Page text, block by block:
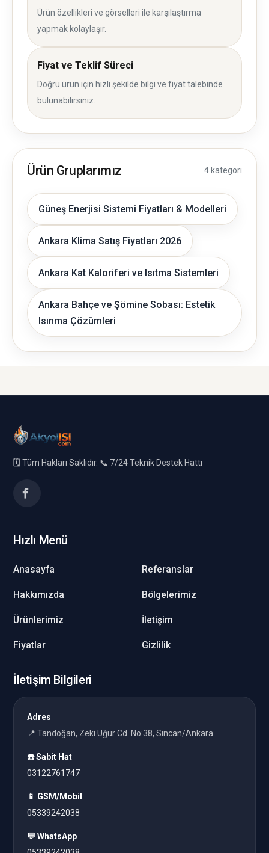
Ürün özellikleri ve görselleri ile karşılaştırma
yapmak kolaylaşır.
Fiyat ve Teklif Süreci
Doğru ürün için hızlı şekilde bilgi ve fiyat talebinde
bulunabilirsiniz.
Ürün Gruplarımız 4 kategori
Güneş Enerjisi Sistemi Fiyatları & Modelleri
Ankara Klima Satış Fiyatları 2026
Ankara Kat Kaloriferi ve Isıtma Sistemleri
Ankara Bahçe ve Şömine Sobası: Estetik
Isınma Çözümleri
🗓️ Tüm Hakları Saklıdır. 📞 7/24 Teknik Destek Hattı
Hızlı Menü
Anasayfa
Hakkımızda
Ürünlerimiz
Fiyatlar
Referanslar
Bölgelerimiz
İletişim
Gizlilik
İletişim Bilgileri
Adres
📍 Tandoğan, Zeki Uğur Cd. No:38, Sincan/Ankara
☎️ Sabit Hat
03122761747
📱 GSM/Mobil
05339242038
💬 WhatsApp